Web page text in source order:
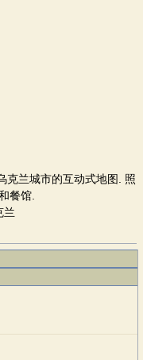
克兰城市的互动式地图. 照
餐馆.
兰